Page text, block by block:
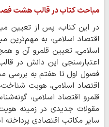
مباحث کتاب در قالب هشت
در این کتاب، پس از تعیین
اقتصاد اسلامی، به مهم‌ترین
اسلامی، تعیین قلمرو آن و
اعتبارسنجی این دانش در
فصول اول تا هفتم به
اقتصاد اسلامی، هویت
قلمرو اقتصاد اسلامی،
مقولات جدیدی در زمینه
سایر مکاتب اقتصادی